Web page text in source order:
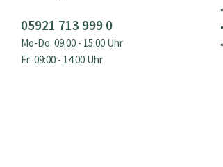
05921 713 999 0
Mo-Do: 09:00 - 15:00 Uhr
Fr: 09:00 - 14:00 Uhr